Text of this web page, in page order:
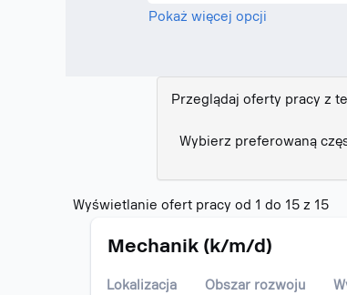
Pokaż więcej opcji
Przeglądaj oferty pracy z
Wybierz preferowaną
Wyświetlanie ofert pracy od 1 do 15 z 15
Tytuł
Mechanik (k/m/d)
Lokalizacja
Obszar rozwoju
Zaznacz
pomocą